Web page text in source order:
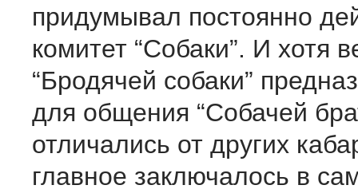
придумывал постоянно
комитет “Собаки”. И хотя
“Бродячей собаки”
для общения “Собачей
отличались от других
главное заключалось в